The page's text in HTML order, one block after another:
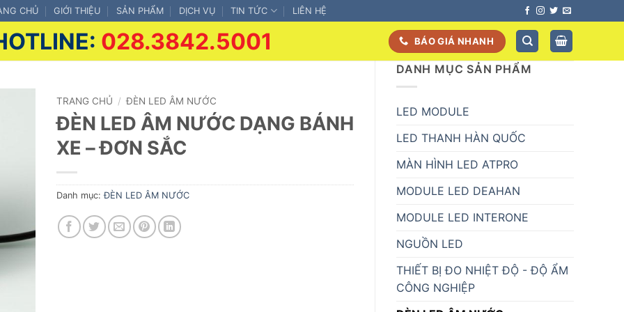
CHỦ GIỚI THIỆU SẢN PHẨM DỊCH VỤ TIN TỨC LIÊN HỆ
028.3842.5001 BÁO GIÁ NHANH
DANH MỤC SẢN PHẨM
LED MODULE
LED THANH HÀN QUỐC
MÀN HÌNH LED ATPRO
MODULE LED DEAHAN
MODULE LED INTERONE
NGUỒN LED
THIẾT BỊ ĐO NHIỆT ĐỘ - ĐỘ ẨM
CÔNG NGHIỆP
TRANG CHỦ / ĐÈN LED ÂM NƯỚC
ĐÈN LED ÂM NƯỚC DẠNG BÁNH
XE – ĐƠN SẮC
Danh mục:ĐÈN LED ÂM NƯỚC